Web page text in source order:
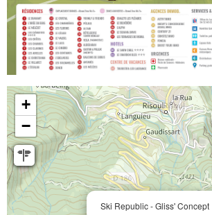
Ski Republic - Gliss' Concept
+
−